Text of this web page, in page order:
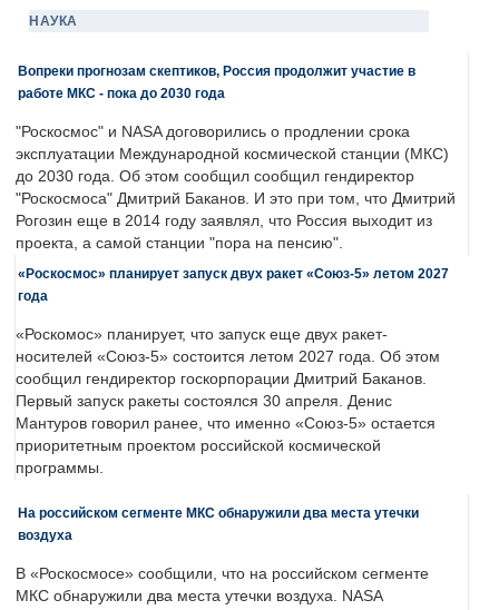
НАУКА
Вопреки прогнозам скептиков, Россия продолжит участие в
работе МКС - пока до 2030 года
"Роскосмос" и NASA договорились о продлении срока
эксплуатации Международной космической станции (МКС)
до 2030 года. Об этом сообщил сообщил гендиректор
"Роскосмоса" Дмитрий Баканов. И это при том, что Дмитрий
Рогозин еще в 2014 году заявлял, что Россия выходит из
проекта, а самой станции "пора на пенсию".
«Роскосмос» планирует запуск двух ракет «Союз-5» летом 2027
года
«Роскомос» планирует, что запуск еще двух ракет-
носителей «Союз-5» состоится летом 2027 года. Об этом
сообщил гендиректор госкорпорации Дмитрий Баканов.
Первый запуск ракеты состоялся 30 апреля. Денис
Мантуров говорил ранее, что именно «Союз-5» остается
приоритетным проектом российской космической
программы.
На российском сегменте МКС обнаружили два места утечки
воздуха
В «Роскосмосе» сообщили, что на российском сегменте
МКС обнаружили два места утечки воздуха. NASA